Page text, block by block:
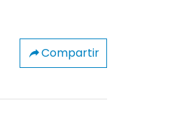
Compartir